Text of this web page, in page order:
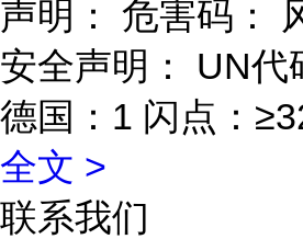
声明： 危害码：
安全声明： UN代
德国：1 闪点：
全文 >
联系我们